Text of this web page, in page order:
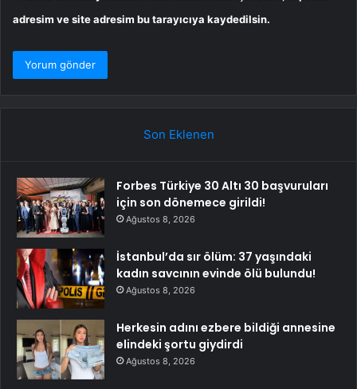
adresim ve site adresim bu tarayıcıya kaydedilsin.
Son Eklenen
Forbes Türkiye 30 Altı 30 başvuruları
için son dönemece girildi!
Ağustos 8, 2026
İstanbul’da sır ölüm: 37 yaşındaki
kadın savcının evinde ölü bulundu!
Ağustos 8, 2026
Herkesin adını ezbere bildiği annesine
elindeki şortu giydirdi
Ağustos 8, 2026